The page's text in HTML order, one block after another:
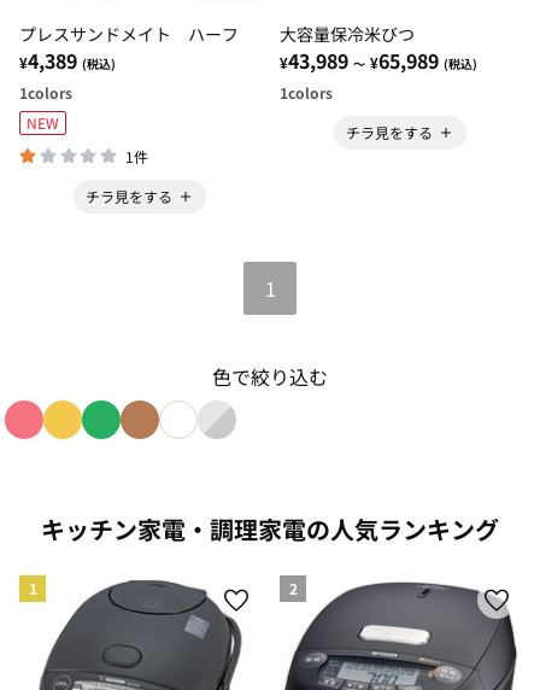
プレスサンドメイト ハーフ
¥4,389 (税込)
1colors
NEW
1件
チラ見をする
大容量保冷米びつ
¥43,989 ～ ¥65,989 (税込)
1colors
チラ見をする
1
色で絞り込む
キッチン家電・調理家電の人気ランキング
1 2